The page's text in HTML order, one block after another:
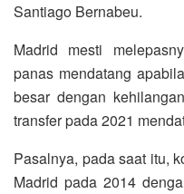
Santiago Bernabeu.
Madrid mesti
panas mendatang
besar dengan
transfer pada 2021
Pasalnya, pada saat itu,
Madrid pada 2014